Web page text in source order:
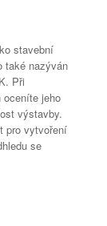
stavební
také nazýván
Při
oceníte jeho
výstavby.
pro vytvoření
se